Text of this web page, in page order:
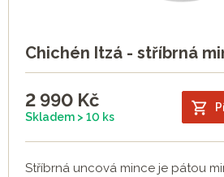
Chichén Itzá - stříbrná
2 990 Kč
Skladem > 10 ks
Stříbrná uncová mince je pátou